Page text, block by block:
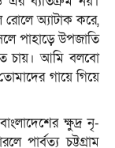
রোলে অ্যাটাক করে,
পাহাড়ে উপজাতি
চায়। আমি বলবো
গায়ে গিয়ে
ক্ষুদ্র নৃ-
পার্বত্য চট্টগ্রাম